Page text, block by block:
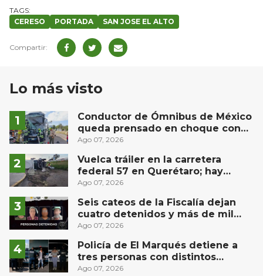
CERESO PORTADA SAN JOSE EL ALTO
Lo más visto
Conductor de Ómnibus de México
queda prensado en choque con
materialista en San Juan del Río
Ago 07, 2026
Vuelca tráiler en la carretera
federal 57 en Querétaro; hay
derrame de combustible
Ago 07, 2026
Seis cateos de la Fiscalía dejan
cuatro detenidos y más de mil
dosis aseguradas en Querétaro
Ago 07, 2026
Policía de El Marqués detiene a
tres personas con distintos
narcóticos
Ago 07, 2026